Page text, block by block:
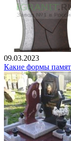
09.03.2023
Какие формы